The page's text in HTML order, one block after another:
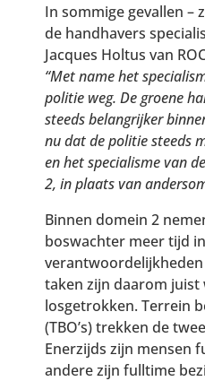
In sommige gevallen –
de handhavers
Jacques Holtus van
“Met name het
politie weg. De groene
steeds belangrijker
nu dat de politie steeds
en het specialisme van
2, in plaats van
Binnen domein 2
boswachter meer tijd
taken zijn daarom juist
losgetrokken. Terrein
(TBO’s) trekken de
Enerzijds zijn mensen
andere zijn fulltime